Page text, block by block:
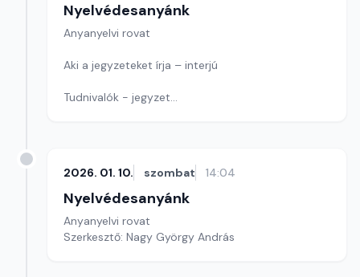
Nyelvédesanyánk
Anyanyelvi rovat
Aki a jegyzeteket írja – interjú
Tudnivalók - jegyzet
2026. 01. 10.
szombat 14:04
Nyelvédesanyánk
Anyanyelvi rovat
Szerkesztő: Nagy György András